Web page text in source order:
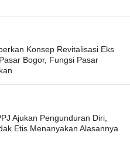
Konsep Revitalisasi Eks
Bogor, Fungsi Pasar
Ajukan Pengunduran Diri,
Etis Menanyakan Alasannya